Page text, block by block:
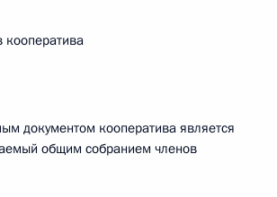
кооператива
документом кооператива является
общим собранием членов